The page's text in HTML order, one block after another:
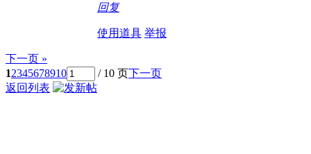
回复
使用道具 举报
下一页 »
12345678910 / 10 页下一页
返回列表